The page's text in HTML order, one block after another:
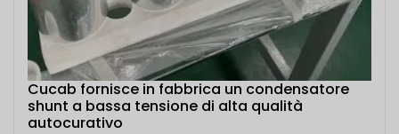
Cucab fornisce in fabbrica un condensatore
shunt a bassa tensione di alta qualità
autocurativo